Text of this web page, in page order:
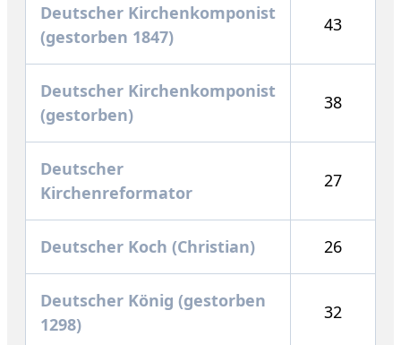
Deutscher Kirchenkomponist
(gestorben 1847)
43
Deutscher Kirchenkomponist
(gestorben)
38
Deutscher
Kirchenreformator
27
Deutscher Koch (Christian) 26
Deutscher König (gestorben
1298)
32